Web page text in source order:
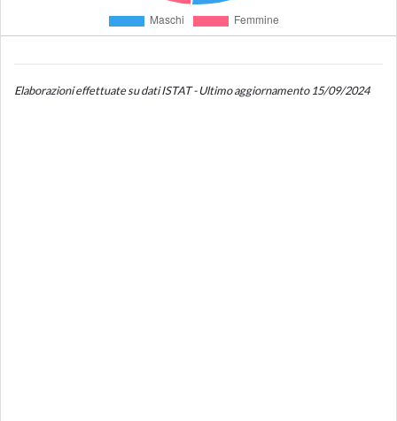
Elaborazioni effettuate su dati ISTAT - Ultimo aggiornamento 15/09/2024